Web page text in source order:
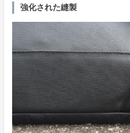
強化された縫製